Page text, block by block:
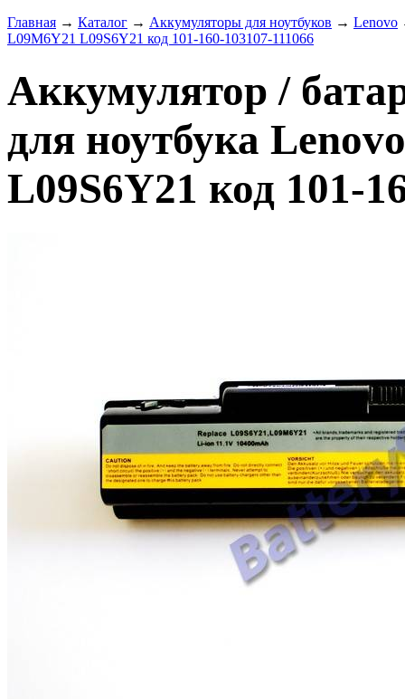
Главная → Каталог → Аккумуляторы для ноутбуков → Lenovo
L09M6Y21 L09S6Y21 код 101-160-103107-111066
Аккумулятор /
для ноутбука
L09S6Y21 код 101-